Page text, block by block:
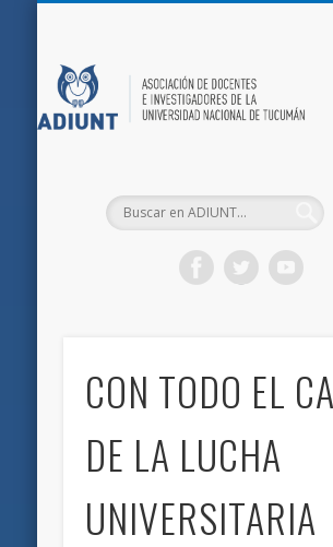
CON TODO EL
DE LA LUCHA
UNIVERSITARIA